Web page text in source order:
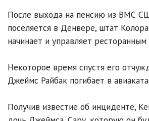
После выхода на пенсию из ВМС
поселяется в Денвере, штат
начинает и управляет ресторанным
Некоторое время спустя его
Джеймс Райбак погибает в
Получив известие об инциденте,